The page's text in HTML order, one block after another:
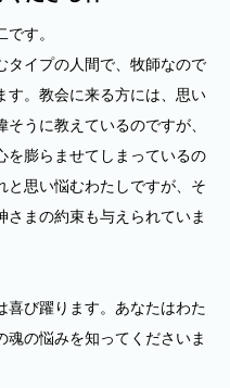
す。
イプの人間で、牧師なので
す。教会に来る方には、思い
うに教えているのですが、
を膨らませてしまっているの
と思い悩むわたしですが、そ
さまの約束も与えられていま
び躍ります。あなたはわた
魂の悩みを知ってくださいま